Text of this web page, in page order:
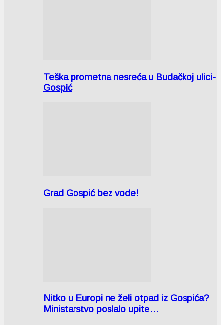
Teška prometna nesreća u Budačkoj ulici-
Gospić
Grad Gospić bez vode!
Nitko u Europi ne želi otpad iz Gospića?
Ministarstvo poslalo upite…